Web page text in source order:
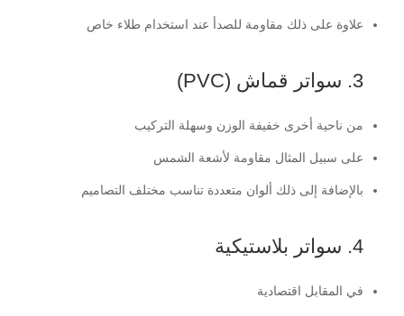
علاوة على ذلك مقاومة للصدأ عند استخدام طلاء خاص
3. سواتر قماش (PVC)
من ناحية أخرى خفيفة الوزن وسهلة التركيب
على سبيل المثال مقاومة لأشعة الشمس
بالإضافة إلى ذلك ألوان متعددة تناسب مختلف التصاميم
4. سواتر بلاستيكية
في المقابل اقتصادية